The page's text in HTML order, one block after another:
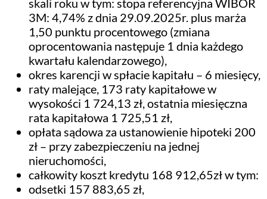
skali roku w tym: stopa referencyjna WIBOR
3M: 4,74% z dnia 29.09.2025r. plus marża
1,50 punktu procentowego (zmiana
oprocentowania następuje 1 dnia każdego
kwartału kalendarzowego),
okres karencji w spłacie kapitału – 6 miesięcy,
raty malejące, 173 raty kapitałowe w
wysokości 1 724,13 zł, ostatnia miesięczna
rata kapitałowa 1 725,51 zł,
opłata sądowa za ustanowienie hipoteki 200
zł – przy zabezpieczeniu na jednej
nieruchomości,
całkowity koszt kredytu 168 912,65zł w tym:
odsetki 157 883,65 zł,